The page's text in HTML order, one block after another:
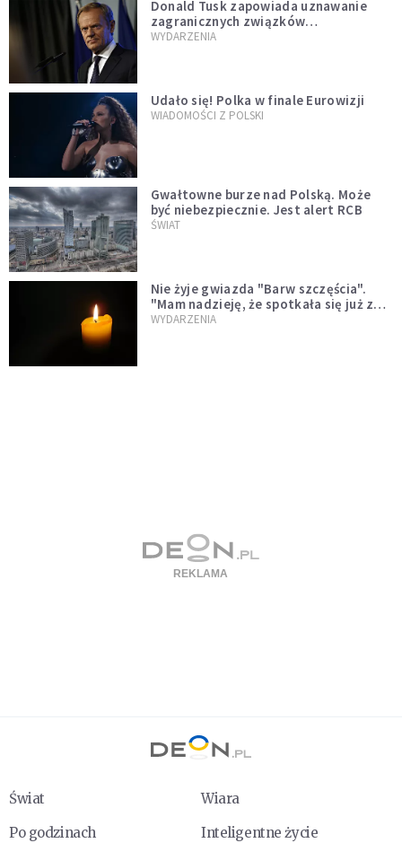
Donald Tusk zapowiada uznawanie
zagranicznych związków
jednopłciowych. "Państwo oblało ten
WYDARZENIA
Udało się! Polka w finale Eurowizji
WIADOMOŚCI Z POLSKI
Gwałtowne burze nad Polską. Może
być niebezpiecznie. Jest alert RCB
ŚWIAT
Nie żyje gwiazda "Barw szczęścia".
"Mam nadzieję, że spotkała się już z
Bogiem, którego tak bardzo kochała"
WYDARZENIA
Świat
Wiara
Po godzinach
Inteligentne życie